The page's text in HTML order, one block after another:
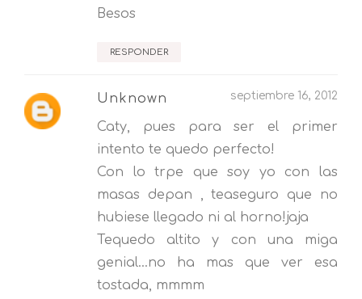
Besos
RESPONDER
Unknown septiembre 16, 2012
Caty, pues para ser el primer
intento te quedo perfecto!
Con lo trpe que soy yo con las
masas depan , teaseguro que no
hubiese llegado ni al horno!jaja
Tequedo altito y con una miga
genial...no ha mas que ver esa
tostada, mmmm